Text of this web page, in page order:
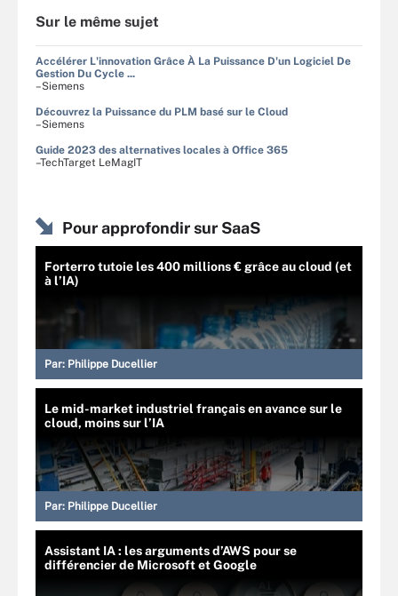
Sur le même sujet
Accélérer L'innovation Grâce À La Puissance D'un Logiciel De
Gestion Du Cycle ...
–Siemens
Découvrez la Puissance du PLM basé sur le Cloud
–Siemens
Guide 2023 des alternatives locales à Office 365
–TechTarget LeMagIT
Pour approfondir sur SaaS
Forterro tutoie les 400 millions € grâce au cloud (et
à l’IA)
Par: Philippe Ducellier
Le mid-market industriel français en avance sur le
cloud, moins sur l’IA
Par: Philippe Ducellier
Assistant IA : les arguments d’AWS pour se
différencier de Microsoft et Google